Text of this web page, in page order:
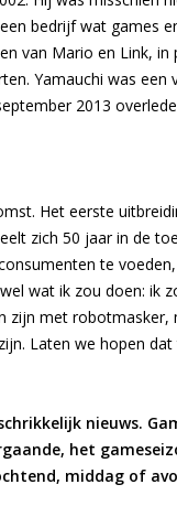
bedrijf wat games
van Mario en Link, in
Yamauchi was een
2013
Het eerste
zich 50 jaar in de
te
wat ik zou doen: ik
zijn met
Laten we hopen
nieuws.
het
middag of